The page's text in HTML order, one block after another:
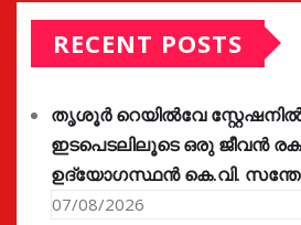
RECENT POSTS
തൃശൂർ റെയിൽവേ
ഇടപെടലിലൂടെ ഒരു ജീവൻ
ഉദ്യോഗസ്ഥൻ കെ.വി.
07/08/2026